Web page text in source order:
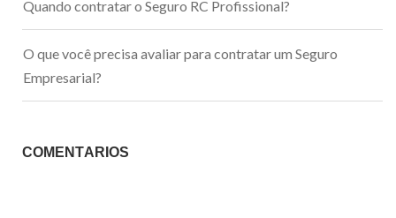
Quando contratar o Seguro RC Profissional?
O que você precisa avaliar para contratar um Seguro
Empresarial?
COMENTÁRIOS